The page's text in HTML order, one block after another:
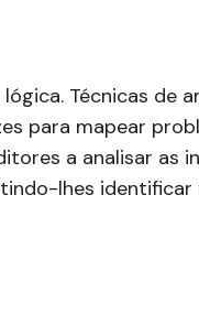
Técnicas de
para mapear
a analisar as
lhes